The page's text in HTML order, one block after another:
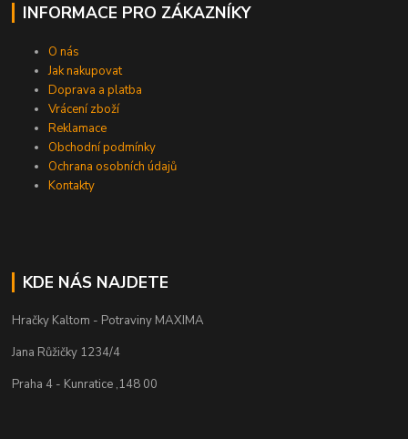
INFORMACE PRO ZÁKAZNÍKY
O nás
Jak nakupovat
Doprava a platba
Vrácení zboží
Reklamace
Obchodní podmínky
Ochrana osobních údajů
Kontakty
KDE NÁS NAJDETE
Hračky Kaltom - Potraviny MAXIMA
Jana Růžičky 1234/4
Praha 4 - Kunratice ,148 00